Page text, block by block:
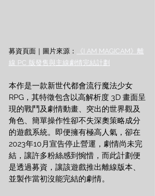
募資頁面｜圖片來源：
《I AM MAGICAM》離
線 PC 版發售與主線劇情完結計劃
本作是一款新世代都會流行魔法少女
RPG，其特徵包含以高解析度 3D 畫面呈
現的戰鬥及劇情動畫、突出的世界觀及
角色、簡單操作性卻不失深奧策略成分
的遊戲系統。即便擁有極高人氣，卻在
2023年10月宣告停止營運，劇情尚未完
結，讓許多粉絲感到惋惜，而此計劃便
是透過募資，讓該遊戲推出離線版本、
並製作當初沒能完結的劇情。